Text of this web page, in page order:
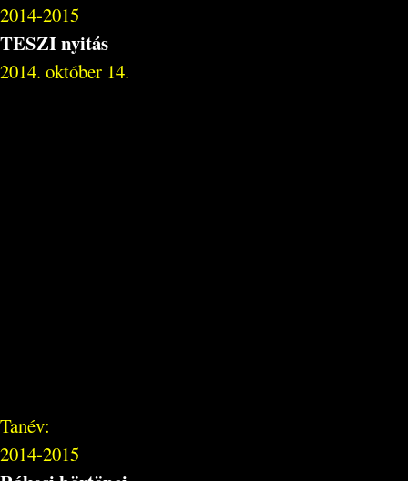
2014-2015
TESZI nyitás
2014. október 14.
Tanév:
2014-2015